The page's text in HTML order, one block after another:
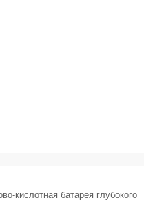
кислотная батарея глубокого